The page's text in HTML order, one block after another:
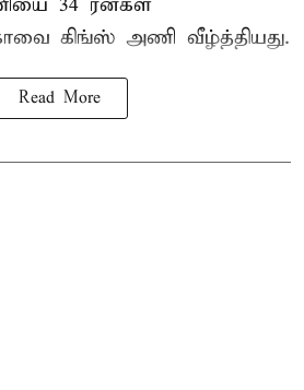
கிங்ஸ் அணி வீழ்த்தியது.
Read More